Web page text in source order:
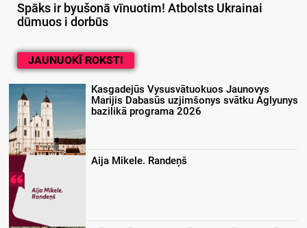
Spāks ir byušonā vīnuotim! Atbolsts Ukrainai
dūmuos i dorbūs
JAUNUOKĪ ROKSTI
Kasgadejūs Vysusvātuokuos Jaunovys
Marijis Dabasūs uzjimšonys svātku Aglyunys
bazilikā programa 2026
Aija Mikele. Randeņš